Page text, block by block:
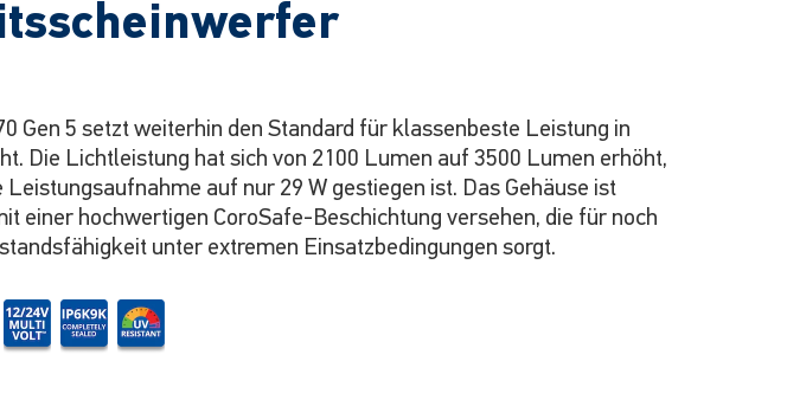
Gen 5 setzt weiterhin den Standard für klassenbeste Leistung in
Die Lichtleistung hat sich von 2100 Lumen auf 3500 Lumen erhöht,
Leistungsaufnahme auf nur 29 W gestiegen ist. Das Gehäuse ist
einer hochwertigen CoroSafe-Beschichtung versehen, die für noch
unter extremen Einsatzbedingungen sorgt.